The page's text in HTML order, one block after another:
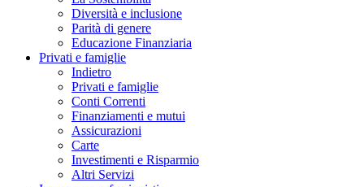
Diversità e inclusione
Parità di genere
Educazione Finanziaria
Privati e famiglie
Indietro
Privati e famiglie
Conti Correnti
Finanziamenti e mutui
Assicurazioni
Carte
Investimenti e Risparmio
Altri Servizi